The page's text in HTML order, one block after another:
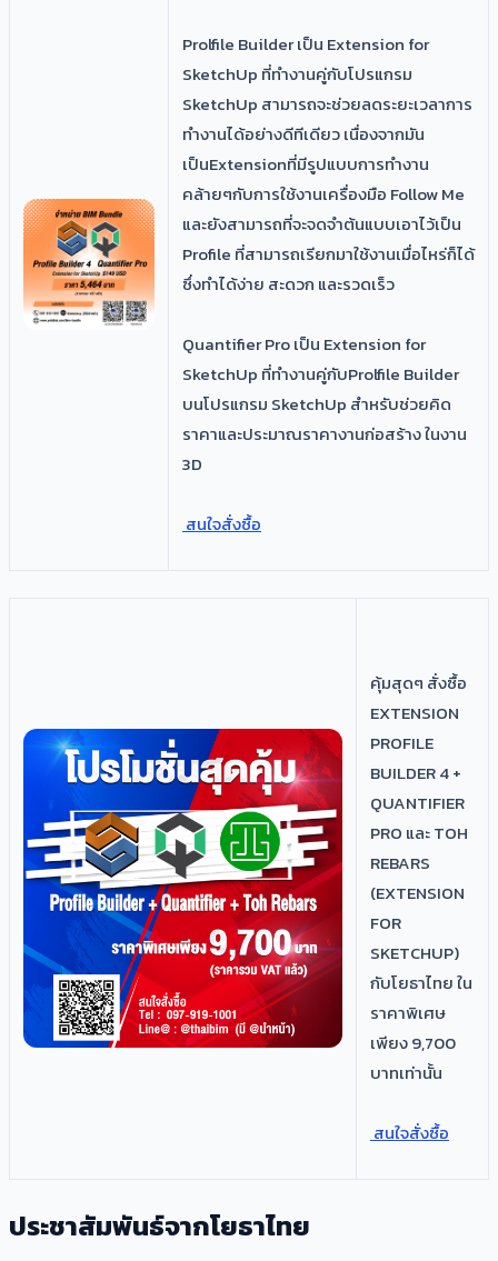
​Prolfile Builderเป็น Extension for
SketchUp ที่ทำงานคู่กับโปรแกรม
SketchUp สามารถจะช่วยลดระยะเวลาการ
ทำงานได้อย่างดีทีเดียว เนื่องจากมัน
เป็นExtensionที่มีรูปแบบการทำงาน
คล้ายๆกับการใช้งานเครื่องมือ Follow Me
และยังสามารถที่จะจดจำต้นแบบเอาไว้เป็น
Profile ที่สามารถเรียกมาใช้งานเมื่อไหร่ก็ได้
ซึ่งทำได้ง่าย สะดวก และรวดเร็ว
Quantifier Pro เป็น Extension for
SketchUp ที่ทำงานคู่กับProlfile Builder
บนโปรแกรม SketchUp สำหรับช่วยคิด
ราคาและประมาณราคางานก่อสร้าง ในงาน
3D
สนใจสั่งซื้อ
คุ้มสุดๆ สั่งซื้อ
EXTENSION
PROFILE
BUILDER 4 +
QUANTIFIER
PRO และ TOH
REBARS
(EXTENSION
FOR
SKETCHUP)
กับโยธาไทย ใน
ราคาพิเศษ
เพียง 9,700
บาทเท่านั้น
สนใจสั่งซื้อ
ประชาสัมพันธ์จากโยธาไทย